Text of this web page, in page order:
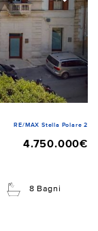
RE/MAX Stella Polare 2
4.750.000€
8 Bagni